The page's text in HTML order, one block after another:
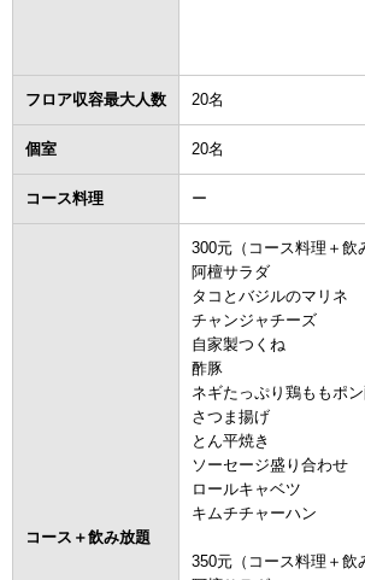
フロア収容最大人数 20名
個室 20名
コース料理 ー
コース＋飲み放題
300元（コース料理＋飲
阿檀サラダ
タコとバジルのマリネ
チャンジャチーズ
自家製つくね
酢豚
ネギたっぷり鶏ももポ
さつま揚げ
とん平焼き
ソーセージ盛り合わせ
ロールキャベツ
キムチチャーハン
350元（コース料理＋飲